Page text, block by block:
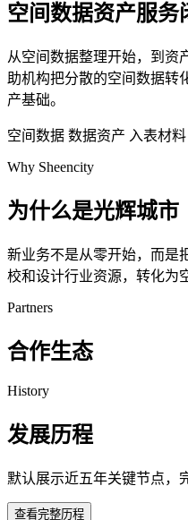
空间数据资产服务
从空间数据整理开始，到资
助机构把分散的空间数据转
产基础。
空间数据 数据资产 入表材料
Why Sheencity
为什么是光辉城市
新业务不是从零开始，而是
校和设计行业资源，转化为
Partners
合作生态
History
发展历程
默认展示近五年关键节点，
查看完整历程